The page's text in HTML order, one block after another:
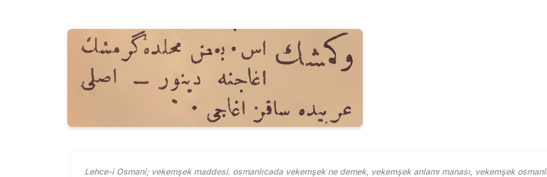
Lehce-i Osmani; vekemşek maddesi. osmanlıcada vekemşek ne demek, vekemşek anlamı manası, vekemşek